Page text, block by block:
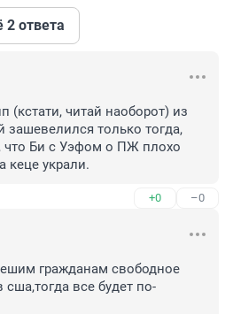
2 ответа
(кстати, читай наоборот) из
только тогда,
что Би с Уэфом о ПЖ плохо
кеце украли.
+0 –0
гражданам свободное
все будет по-